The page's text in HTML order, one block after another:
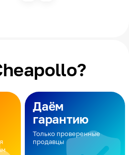
Даём
гарантию
Только проверенные
продавцы